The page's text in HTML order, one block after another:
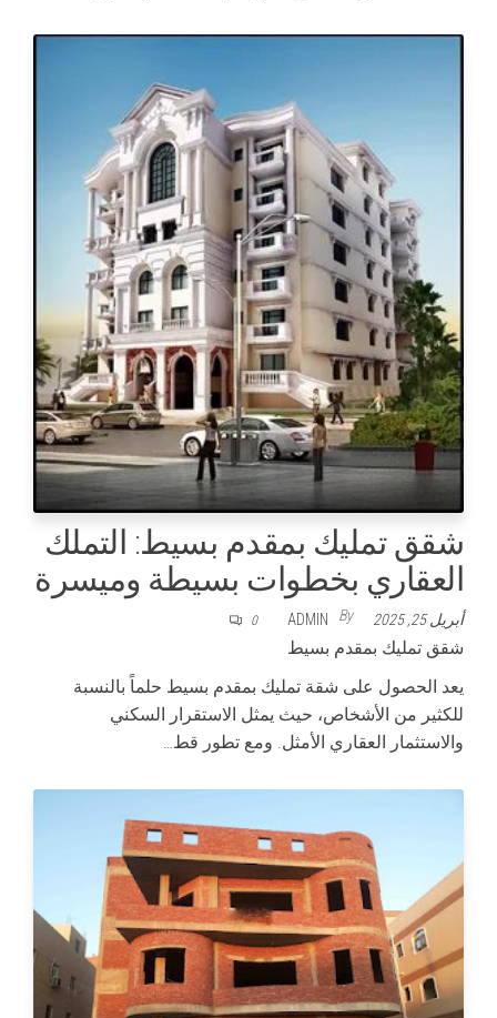
شقق تمليك بمقدم بسيط: التملك
العقاري بخطوات بسيطة وميسرة
أبريل 25, 2025 By
ADMIN
0
شقق تمليك بمقدم بسيط
يعد الحصول على شقة تمليك بمقدم بسيط حلماً بالنسبة
للكثير من الأشخاص، حيث يمثل الاستقرار السكني
والاستثمار العقاري الأمثل. ومع تطور قط…